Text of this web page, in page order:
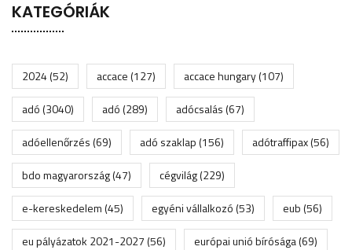
KATEGÓRIÁK
2024(52) accace(127) accace hungary(107)
adó(3040) adó(289) adócsalás(67)
adóellenőrzés(69) adó szaklap(156) adótraffipax(56)
bdo magyarország(47) cégvilág(229)
e-kereskedelem(45) egyéni vállalkozó(53) eub(56)
eu pályázatok 2021-2027(56) európai unió bírósága(69)